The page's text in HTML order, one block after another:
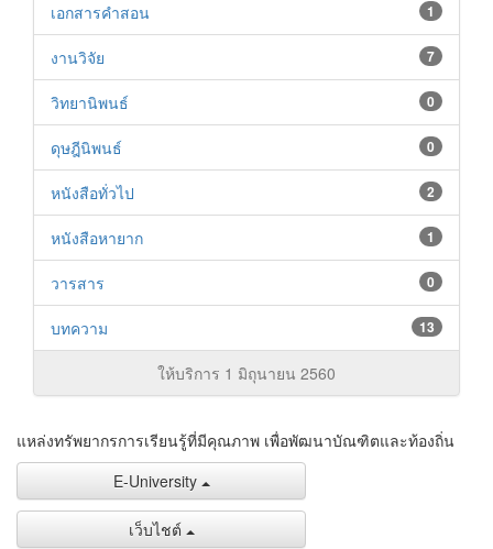
1
เอกสารคำสอน
7
งานวิจัย
0
วิทยานิพนธ์
0
ดุษฎีนิพนธ์
2
หนังสือทั่วไป
1
หนังสือหายาก
0
วารสาร
13
บทความ
ให้บริการ 1 มิถุนายน 2560
แหล่งทรัพยากรการเรียนรู้ที่มีคุณภาพ เพื่อพัฒนาบัณฑิตและท้องถิ่น
E-University
เว็บไชต์